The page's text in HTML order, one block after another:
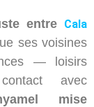
entre Cala
ses voisines
— loisirs
avec
mise